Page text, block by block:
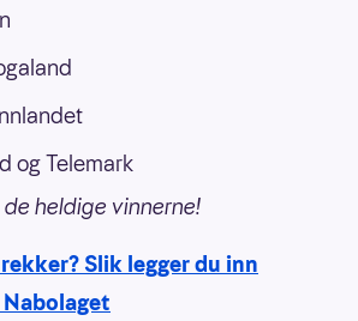
og Telemark
heldige vinnerne!
Slik legger du inn